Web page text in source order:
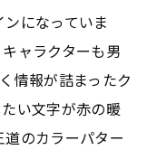
ンになっていま
ャラクターも男
情報が詰まったク
い文字が赤の暖
のカラーパター